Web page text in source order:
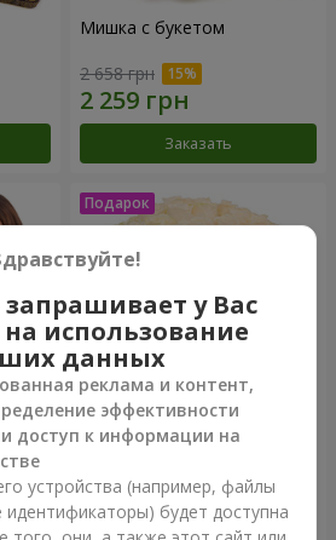
Мишка с букетом
2 658 грн
Заказать
Букет "Очей очарованье"
3 449 грн
запрашивает у Вас
на использование
данных
реклама и контент,
эффективности
доступ к информации на
устройства (например, файлы
идентификаторы) будет доступна